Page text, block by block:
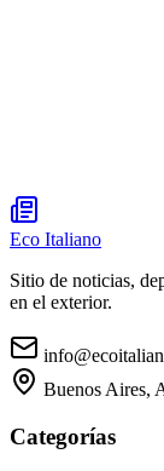
Eco Italiano
Sitio de noticias,
en el exterior.
Buenos Aires,
Categorías